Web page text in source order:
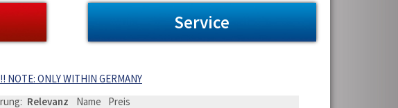
Service
NOTE: ONLY WITHIN GERMANY
Relevanz Name Preis